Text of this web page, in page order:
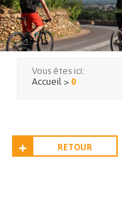
Vous êtes ici:
Accueil > 0
RETOUR